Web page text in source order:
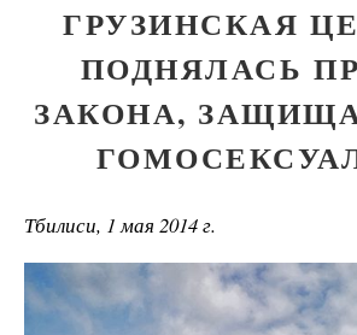
ГРУЗИНСКАЯ
ПОДНЯЛАСЬ
ЗАКОНА,
Тбилиси, 1 мая 2014 г.